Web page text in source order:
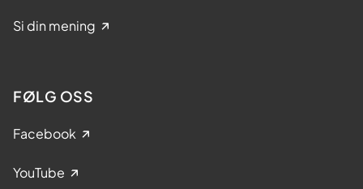
Si din mening
FØLG OSS
Facebook
YouTube